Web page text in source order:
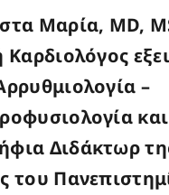
Μαρία, MD,
Καρδιολόγος
–
και
Διδάκτωρ
του